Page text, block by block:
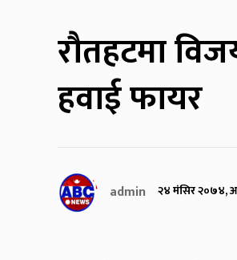
रौतहटमा
हवाई फायर
admin २४ मंसिर २०७४,